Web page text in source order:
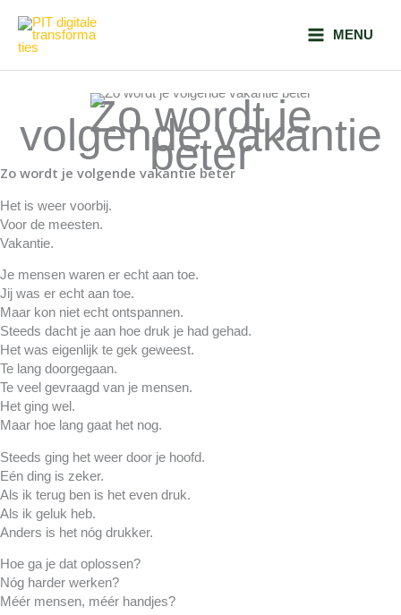
naar
MENU
Zo wordt je
volgende vakantie
beter
Zo wordt je volgende vakantie beter
Het is weer voorbij.
Voor de meesten.
Vakantie.
Je mensen waren er echt aan toe.
Jij was er echt aan toe.
Maar kon niet echt ontspannen.
Steeds dacht je aan hoe druk je had gehad.
Het was eigenlijk te gek geweest.
Te lang doorgegaan.
Te veel gevraagd van je mensen.
Het ging wel.
Maar hoe lang gaat het nog.
Steeds ging het weer door je hoofd.
Eén ding is zeker.
Als ik terug ben is het even druk.
Als ik geluk heb.
Anders is het nóg drukker.
Hoe ga je dat oplossen?
Nóg harder werken?
Méér mensen, méér handjes?